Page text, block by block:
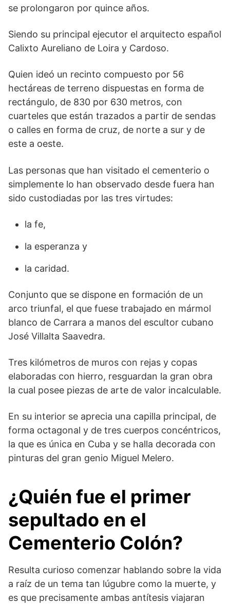
se prolongaron por quince años.
Siendo su principal ejecutor el arquitecto español
Calixto Aureliano de Loira y Cardoso.
Quien ideó un recinto compuesto por 56
hectáreas de terreno dispuestas en forma de
rectángulo, de 830 por 630 metros, con
cuarteles que están trazados a partir de sendas
o calles en forma de cruz, de norte a sur y de
este a oeste.
Las personas que han visitado el cementerio o
simplemente lo han observado desde fuera han
sido custodiadas por las tres virtudes:
la fe,
la esperanza y
la caridad.
Conjunto que se dispone en formación de un
arco triunfal, el que fuese trabajado en mármol
blanco de Carrara a manos del escultor cubano
José Villalta Saavedra.
Tres kilómetros de muros con rejas y copas
elaboradas con hierro, resguardan la gran obra
la cual posee piezas de arte de valor incalculable.
En su interior se aprecia una capilla principal, de
forma octagonal y de tres cuerpos concéntricos,
la que es única en Cuba y se halla decorada con
pinturas del gran genio Miguel Melero.
¿Quién fue el primer
sepultado en el
Cementerio Colón?
Resulta curioso comenzar hablando sobre la vida
a raíz de un tema tan lúgubre como la muerte, y
es que precisamente ambas antítesis viajaran